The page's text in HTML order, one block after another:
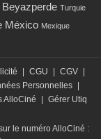
Beyazperde Turquie
México Mexique
CGU CGV
Personnelles
AlloCiné
Gérer Utiq
le numéro AlloCiné :